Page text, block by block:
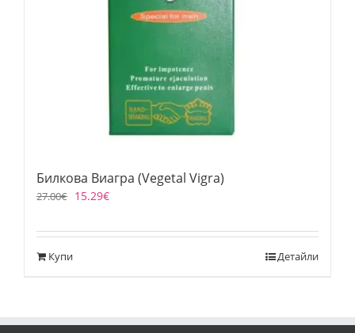
Билкова Виагра (Vegetal Vigra)
27.00€ 15.29€
Купи Детайли